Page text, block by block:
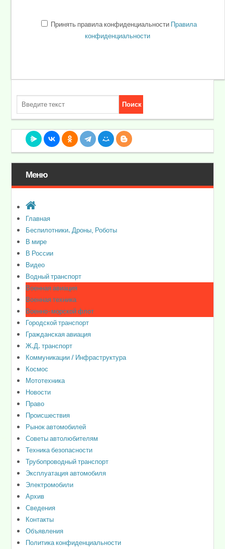
Принять правила конфиденциальностиПравила
конфиденциальности
Меню
Главная
Беспилотники. Дроны, Роботы
В мире
В России
Видео
Водный транспорт
Военная авиация
Военная техника
Военно-морской флот
Городской транспорт
Гражданская авиация
Ж.Д. транспорт
Коммуникации / Инфраструктура
Космос
Мототехника
Новости
Право
Происшествия
Рынок автомобилей
Советы автолюбителям
Техника безопасности
Трубопроводный транспорт
Эксплуатация автомобиля
Электромобили
Архив
Сведения
Контакты
Объявления
Политика конфиденциальности